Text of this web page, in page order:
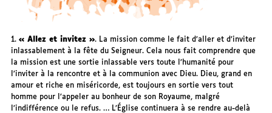
1.« Allez et invitez ». La mission comme le fait d’aller et d’inviter
inlassablement à la fête du Seigneur. Cela nous fait comprendre que
la mission est une sortie inlassable vers toute l’humanité pour
l’inviter à la rencontre et à la communion avec Dieu. Dieu, grand en
amour et riche en miséricorde, est toujours en sortie vers tout
homme pour l’appeler au bonheur de son Royaume, malgré
l’indifférence ou le refus. … L’Église continuera à se rendre au-delà